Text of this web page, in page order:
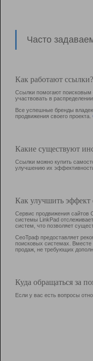
Часто
Как работают ссылки?
Ссылки помогают поисковым
участвовать в
Все успешные бренды
продвижения своего проекта.
Какие существуют
Ссылки можно купить
улучшению их
Как улучшить эффект
Сервис продвижения сайтов
системы LinkPad
систем, что позволяет
СеоТраф предоставляет
поисковых системах.
продаж, не требующих
Куда обращаться за
Если у вас есть вопросы